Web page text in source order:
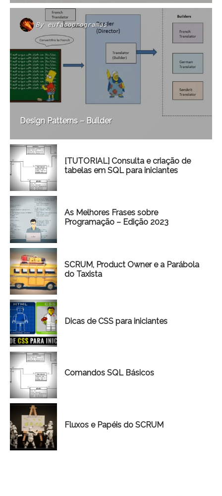
By eufacoprogramas
Design Patterns – Builder
[TUTORIAL] Consulta e criação de
tabelas em SQL para iniciantes
As Melhores Frases sobre
Programação – Edição 2023
SCRUM, Product Owner e a Parábola
do Taxista
Dicas de CSS para iniciantes
Comandos SQL Básicos
Fluxos e Papéis do SCRUM